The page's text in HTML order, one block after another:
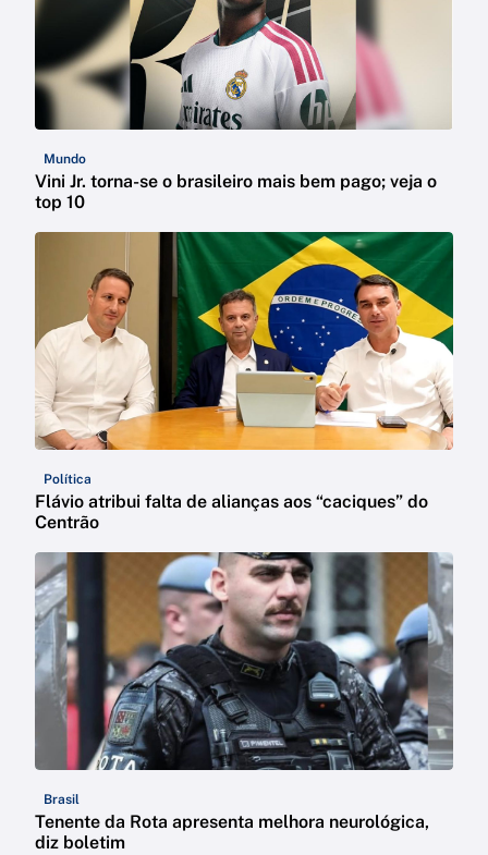
Mundo
Vini Jr. torna-se o brasileiro mais bem pago; veja o
top 10
Política
Flávio atribui falta de alianças aos “caciques” do
Centrão
Brasil
Tenente da Rota apresenta melhora neurológica,
diz boletim